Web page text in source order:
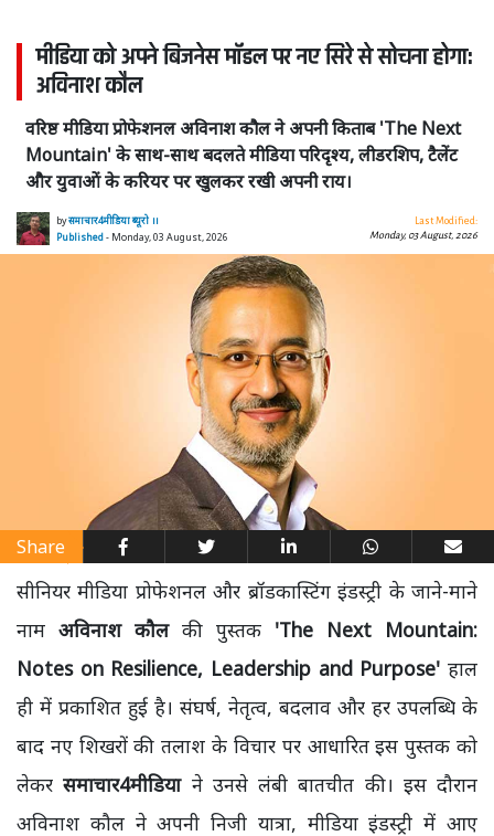
मीडिया को अपने बिजनेस मॉडल पर नए सिरे से सोचना होगा:
अविनाश कौल
वरिष्ठ मीडिया प्रोफेशनल अविनाश कौल ने अपनी किताब 'The Next
Mountain' के साथ-साथ बदलते मीडिया परिदृश्य, लीडरशिप, टैलेंट
और युवाओं के करियर पर खुलकर रखी अपनी राय।
byसमाचार4मीडिया ब्यूरो ।।
Published- Monday, 03 August, 2026
Last Modified:
Monday, 03 August, 2026
Share
सीनियर मीडिया प्रोफेशनल और ब्रॉडकास्टिंग इंडस्ट्री के जाने-माने
नाम अविनाश कौलकी पुस्तक 'The Next Mountain:
Notes on Resilience, Leadership and Purpose' हाल
ही में प्रकाशित हुई है। संघर्ष, नेतृत्व, बदलाव और हर उपलब्धि के
बाद नए शिखरों की तलाश के विचार पर आधारित इस पुस्तक को
लेकरसमाचार4मीडियाने उनसे लंबी बातचीत की। इस दौरान
अविनाश कौल ने अपनी निजी यात्रा, मीडिया इंडस्ट्री में आए